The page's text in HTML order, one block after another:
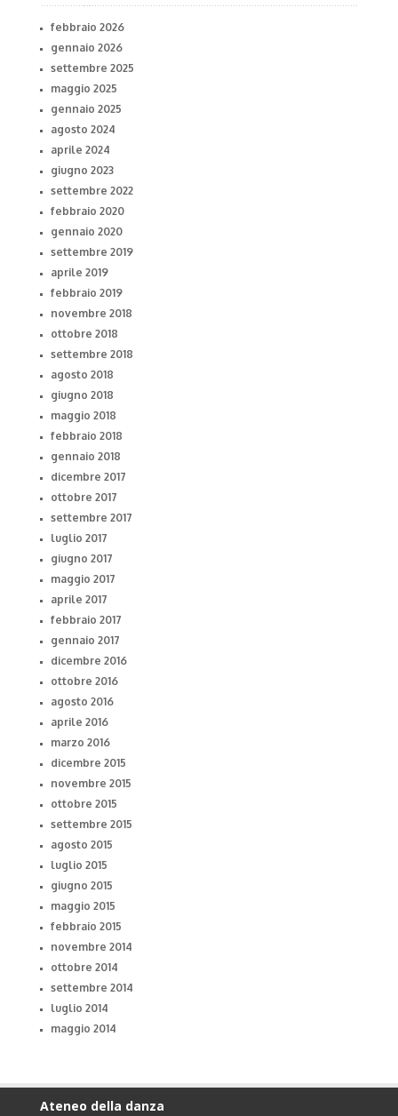
febbraio 2026
gennaio 2026
settembre 2025
maggio 2025
gennaio 2025
agosto 2024
aprile 2024
giugno 2023
settembre 2022
febbraio 2020
gennaio 2020
settembre 2019
aprile 2019
febbraio 2019
novembre 2018
ottobre 2018
settembre 2018
agosto 2018
giugno 2018
maggio 2018
febbraio 2018
gennaio 2018
dicembre 2017
ottobre 2017
settembre 2017
luglio 2017
giugno 2017
maggio 2017
aprile 2017
febbraio 2017
gennaio 2017
dicembre 2016
ottobre 2016
agosto 2016
aprile 2016
marzo 2016
dicembre 2015
novembre 2015
ottobre 2015
settembre 2015
agosto 2015
luglio 2015
giugno 2015
maggio 2015
febbraio 2015
novembre 2014
ottobre 2014
settembre 2014
luglio 2014
maggio 2014
Ateneo della danza